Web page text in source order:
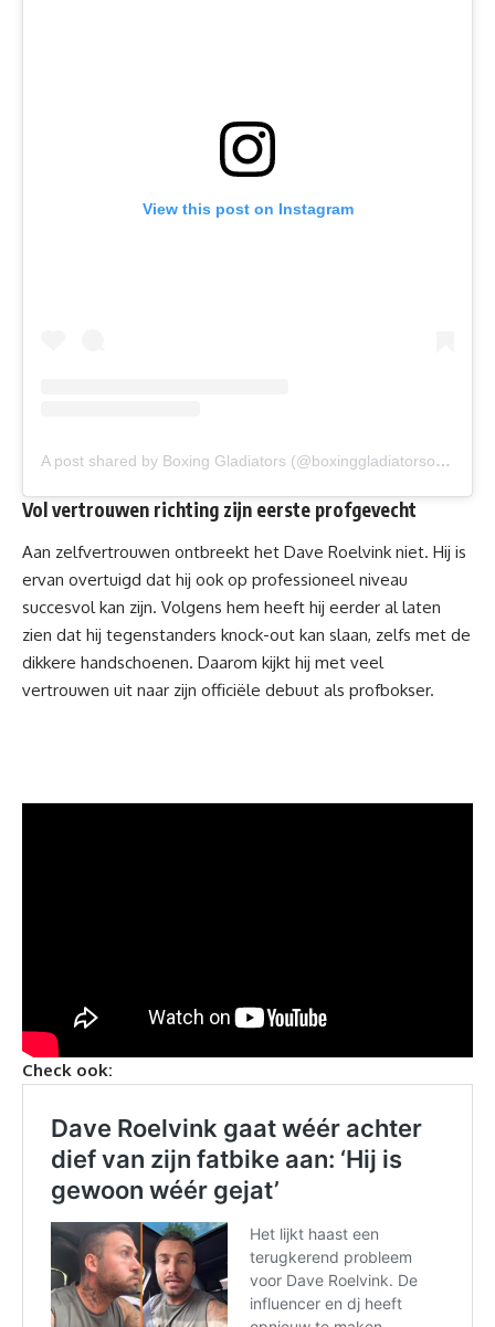
View this post on Instagram
A post shared by Boxing Gladiators (@boxinggladiatorsofficial)
Vol vertrouwen richting zijn eerste profgevecht
Aan zelfvertrouwen ontbreekt het Dave Roelvink niet. Hij is
ervan overtuigd dat hij ook op professioneel niveau
succesvol kan zijn. Volgens hem heeft hij eerder al laten
zien dat hij tegenstanders knock-out kan slaan, zelfs met de
dikkere handschoenen. Daarom kijkt hij met veel
vertrouwen uit naar zijn officiële debuut als profbokser.
Check ook: